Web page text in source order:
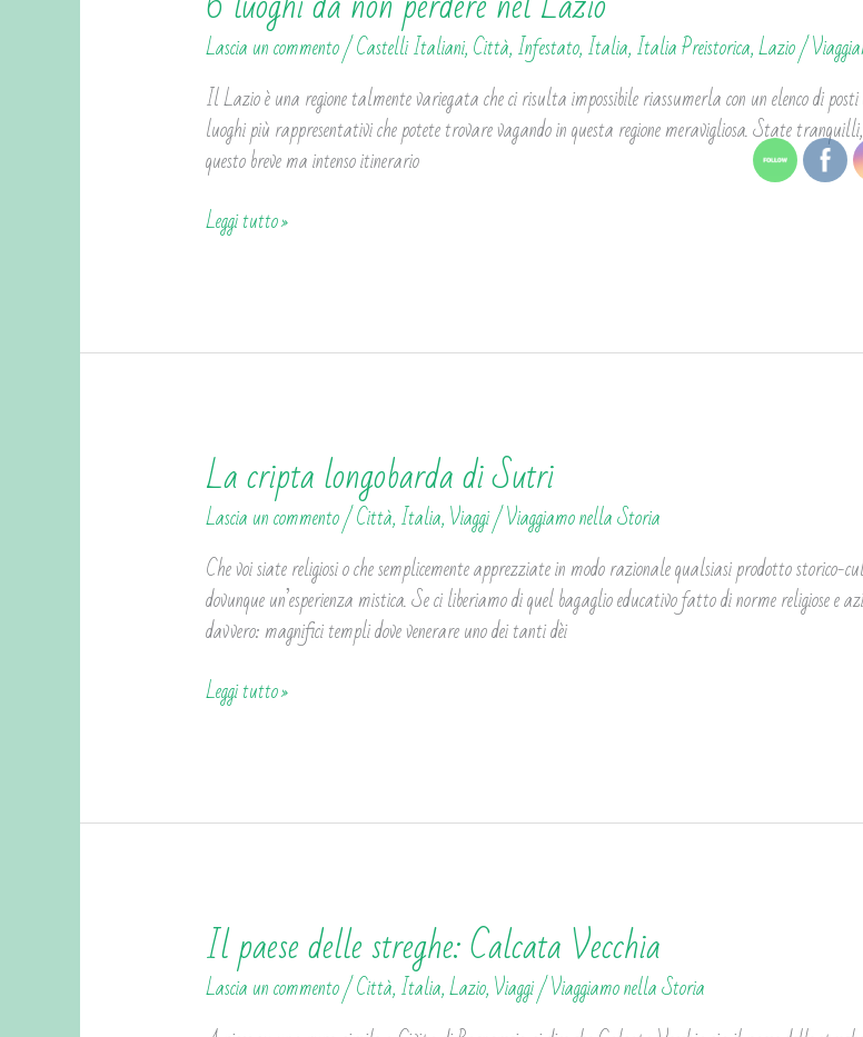
Lascia un commento/Castelli Italiani,Città,Infestato,Italia,Italia Preistorica,Lazio/
Il Lazio è una regione talmente variegata che ci risulta impossibile riassumerla con un elenco di
luoghi più rappresentativi che potete trovare vagando in questa regione meravigliosa. State
questo breve ma intenso itinerario
luoghi
da
non
perdere
nel
Lazio
Leggi tutto »
La cripta longobarda di Sutri
Lascia un commento/Città,Italia,Viaggi/Viaggiamo nella Storia
Che voi siate religiosi o che semplicemente apprezziate in modo razionale qualsiasi prodotto storico-
dovunque un’esperienza mistica. Se ci liberiamo di quel bagaglio educativo fatto di norme religiose e
davvero: magnifici templi dove venerare uno dei tanti dèi
La
cripta
longobarda
di
Sutri
Leggi tutto »
Il paese delle streghe: Calcata Vecchia
Lascia un commento/Città,Italia,Lazio,Viaggi/Viaggiamo nella Storia
Il
paese
delle